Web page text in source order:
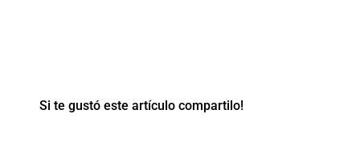
Si te gustó este artículo compartilo!